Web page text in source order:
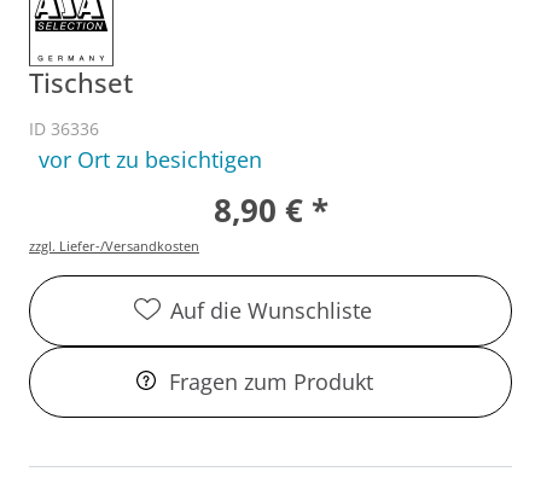
Tischset
ID 36336
vor Ort zu besichtigen
8,90 € *
zzgl. Liefer-/Versandkosten
Auf die Wunschliste
Fragen zum Produkt